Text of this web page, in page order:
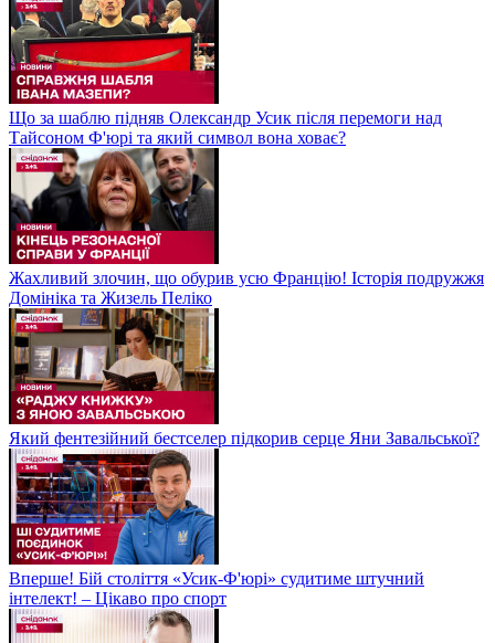
Що за шаблю підняв Олександр Усик після перемоги над
Тайсоном Ф'юрі та який символ вона ховає?
Жахливий злочин, що обурив усю Францію! Історія подружжя
Домініка та Жизель Пеліко
Який фентезійний бестселер підкорив серце Яни Завальської?
Вперше! Бій століття «Усик-Ф'юрі» судитиме штучний
інтелект! – Цікаво про спорт